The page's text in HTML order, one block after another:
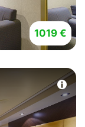
1019 €